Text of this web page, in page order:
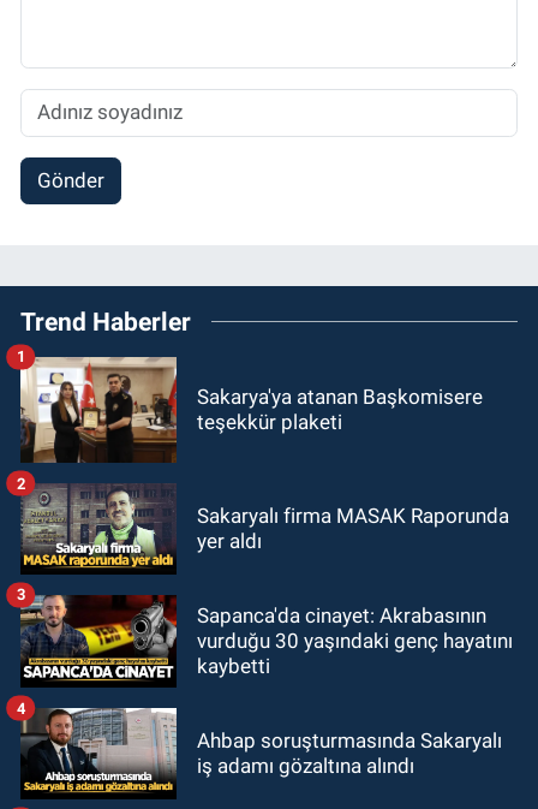
Gönder
Trend Haberler
Sakarya'ya atanan Başkomisere
teşekkür plaketi
1
Sakaryalı firma MASAK Raporunda
yer aldı
2
Sapanca'da cinayet: Akrabasının
vurduğu 30 yaşındaki genç hayatını
kaybetti
3
Ahbap soruşturmasında Sakaryalı
iş adamı gözaltına alındı
4